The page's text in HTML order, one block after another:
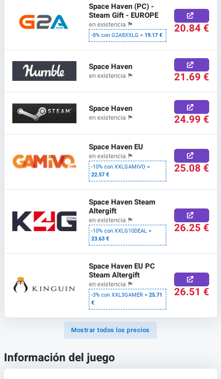
Space Haven (PC) -
Steam Gift - EUROPE
en existencia 🏴
-8% con G2A8XXLG =19.17 € 20.84 €
Space Haven
en existencia 🏴 21.69 €
Space Haven
en existencia 🏴 24.99 €
Space Haven EU
en existencia 🏴
-10% con XXLGAMIVO =
22.57 €
25.08 €
Space Haven Steam
Altergift
en existencia 🏴
-10% con XXLG10DEAL =
23.63 €
26.25 €
Space Haven EU PC
Steam Altergift
en existencia 🏴
-3% con XXL3GAMER =25.71
€
26.51 €
Mostrar todos los precios
Información del juego